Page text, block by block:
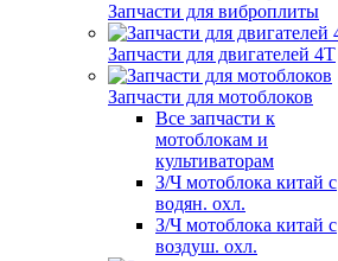
Запчасти для виброплиты
Запчасти для двигателей 4Т
Запчасти для мотоблоков
Все запчасти к
мотоблокам и
культиваторам
З/Ч мотоблока китай с
водян. охл.
З/Ч мотоблока китай с
воздуш. охл.